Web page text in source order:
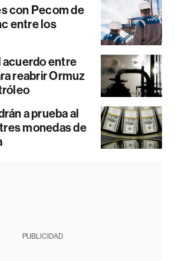
con Pecom de
entre los
acuerdo entre
reabrir Ormuz
a prueba al
monedas de
PUBLICIDAD